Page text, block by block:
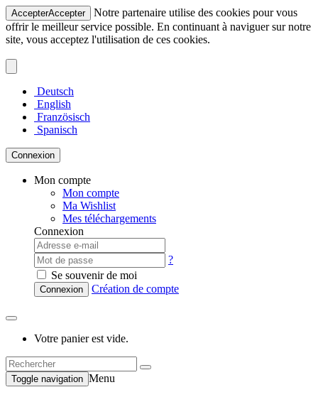
AccepterAccepter
Notre partenaire utilise des cookies pour vous
offrir le meilleur service possible. En continuant à naviguer sur notre
site, vous acceptez l'utilisation de ces cookies.
Deutsch
English
Französisch
Spanisch
Connexion
Mon compte
Mon compte
Ma Wishlist
Mes téléchargements
Connexion
?
Se souvenir de moi
Connexion Création de compte
Votre panier est vide.
Toggle navigation Menu